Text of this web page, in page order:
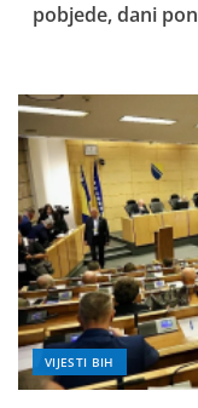
pobjede, dani
VIJESTI BIH